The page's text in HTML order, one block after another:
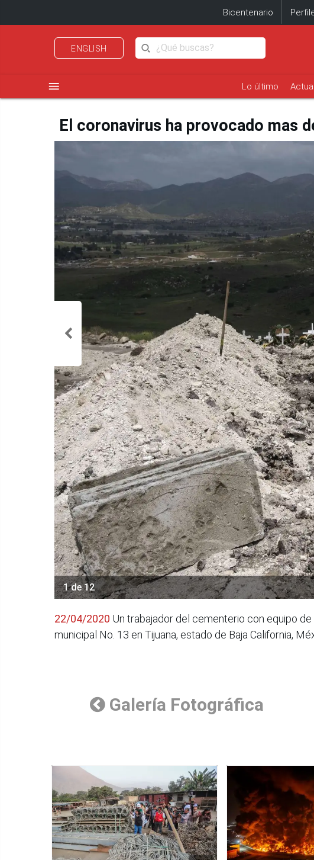
Bicentenario
ENGLISH
menu Lo último
El coronavirus ha provocado mas
1 de 12
22/04/2020 Un trabajador del cementerio con equipo
municipal No. 13 en Tijuana, estado de Baja California,
Galería Fotográfica